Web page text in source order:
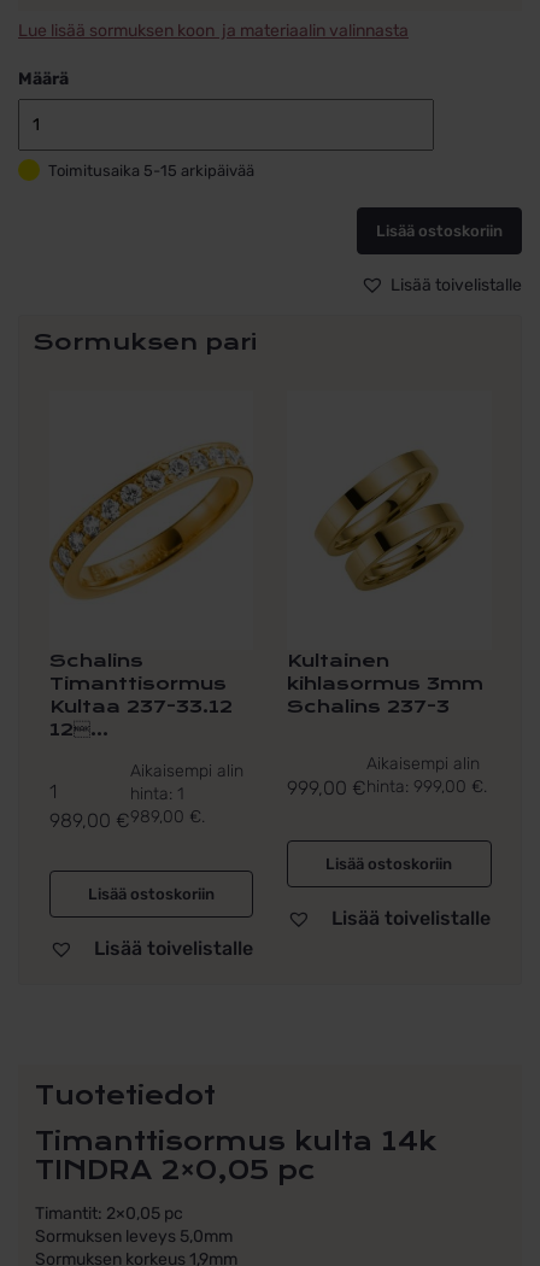
Lue lisää sormuksen koon ja materiaalin valinnasta
Määrä
TINDRA
2x0,05
Toimitusaika 5-15 arkipäivää
Lisää ostoskoriin
Lisää toivelistalle
Sormuksen pari
Schalins
Timanttisormus
Kultaa 237-33.12
12...
1
989,00 €
Aikaisempi alin
hinta: 1
989,00 €.
Lisää ostoskoriin
Lisää toivelistalle
Kultainen
kihlasormus 3mm
Schalins 237-3
999,00 €
Aikaisempi alin
hinta: 999,00 €.
Lisää ostoskoriin
Lisää toivelistalle
Tuotetiedot
Timanttisormus kulta 14k
TINDRA 2×0,05 pc
Timantit: 2×0,05 pc
Sormuksen leveys 5,0mm
Sormuksen korkeus 1,9mm